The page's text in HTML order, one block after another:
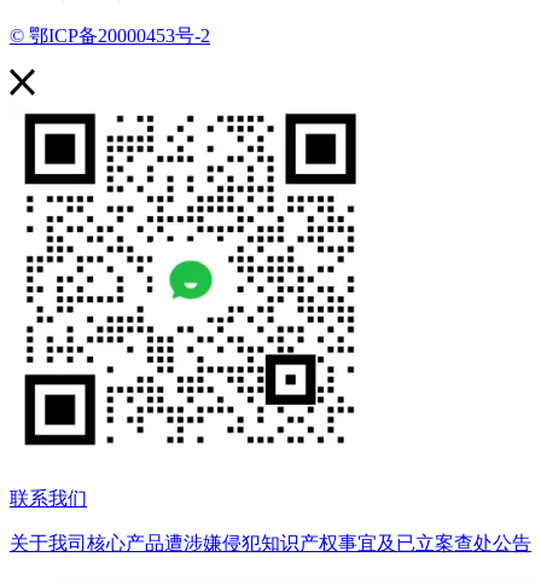
© 鄂ICP备20000453号-2
联系我们
关于我司核心产品遭涉嫌侵犯知识产权事宜及已立案查处公告